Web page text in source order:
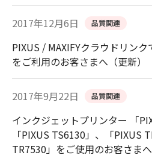
2017年12月6日 品質関連
PIXUS / MAXIFYクラウドリン
をご利用のお客さまへ（更新）
2017年9月22日 品質関連
インクジェットプリンター 「
「PIXUS TS6130」、「PIXUS
TR7530」をご使用のお客さまへ